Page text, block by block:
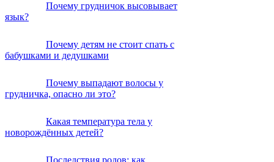
Почему грудничок высовывает
язык?
Почему детям не стоит спать с
бабушками и дедушками
Почему выпадают волосы у
грудничка, опасно ли это?
Какая температура тела у
новорождённых детей?